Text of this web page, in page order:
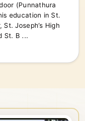
(Punnathura
education in St.
Joseph’s High
St. B ...